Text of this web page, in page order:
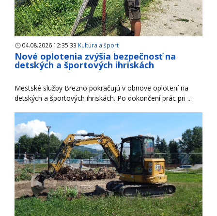
04.08.2026 12:35:33 Kultúra a šport
Nové oplotenia zvýšia bezpečnosť na
detských a športových ihriskách
Mestské služby Brezno pokračujú v obnove oplotení na
detských a športových ihriskách. Po dokončení prác pri ...